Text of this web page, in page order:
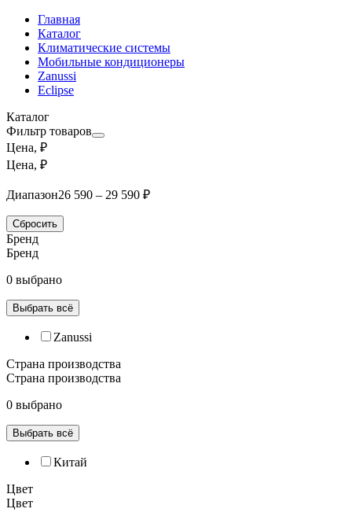
Главная
Каталог
Климатические системы
Мобильные кондиционеры
Zanussi
Eclipse
Каталог
Фильтр товаров
Цена, ₽
Цена, ₽
Диапазон26 590 – 29 590 ₽
Сбросить
Бренд
Бренд
0 выбрано
Выбрать всё
Zanussi
Страна производства
Страна производства
0 выбрано
Выбрать всё
Китай
Цвет
Цвет